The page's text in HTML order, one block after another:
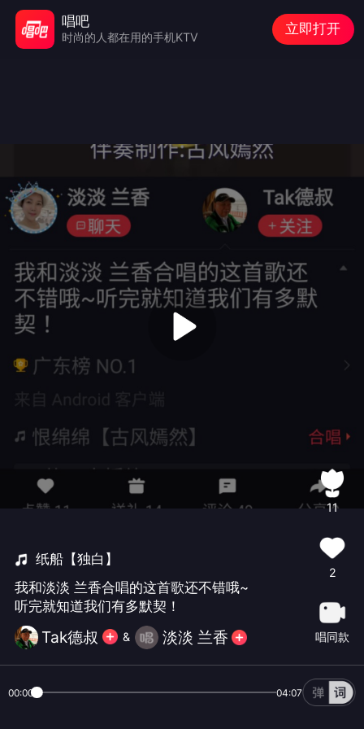
纸船【独白】
我和淡淡 兰香合唱的这首歌还不错哦~
听完就知道我们有多默契！
Tak德叔 & 淡淡 兰香
11
2
唱同款
00:00 04:07
唱吧
时尚的人都在用的手机KTV
立即打开